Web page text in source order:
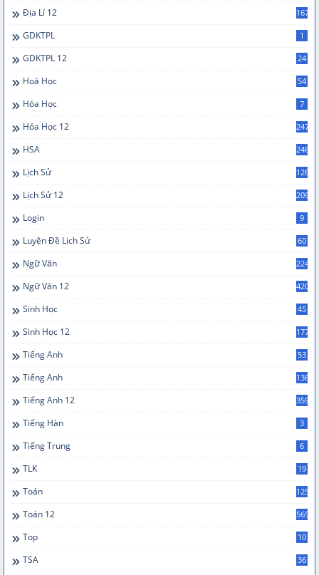
Địa Lí 12 167
GDKTPL 1
GDKTPL 12 24
Hoá Học 54
Hóa Học 7
Hóa Học 12 247
HSA 246
Lịch Sử 126
Lịch Sử 12 209
Login 9
Luyện Đề Lịch Sử 60
Ngữ Văn 224
Ngữ Văn 12 420
Sinh Học 45
Sinh Học 12 177
Tiếng Anh 53
Tiếng Anh 136
Tiếng Anh 12 359
Tiếng Hàn 3
Tiếng Trung 6
TLK 19
Toán 125
Toán 12 565
Top 10
TSA 36